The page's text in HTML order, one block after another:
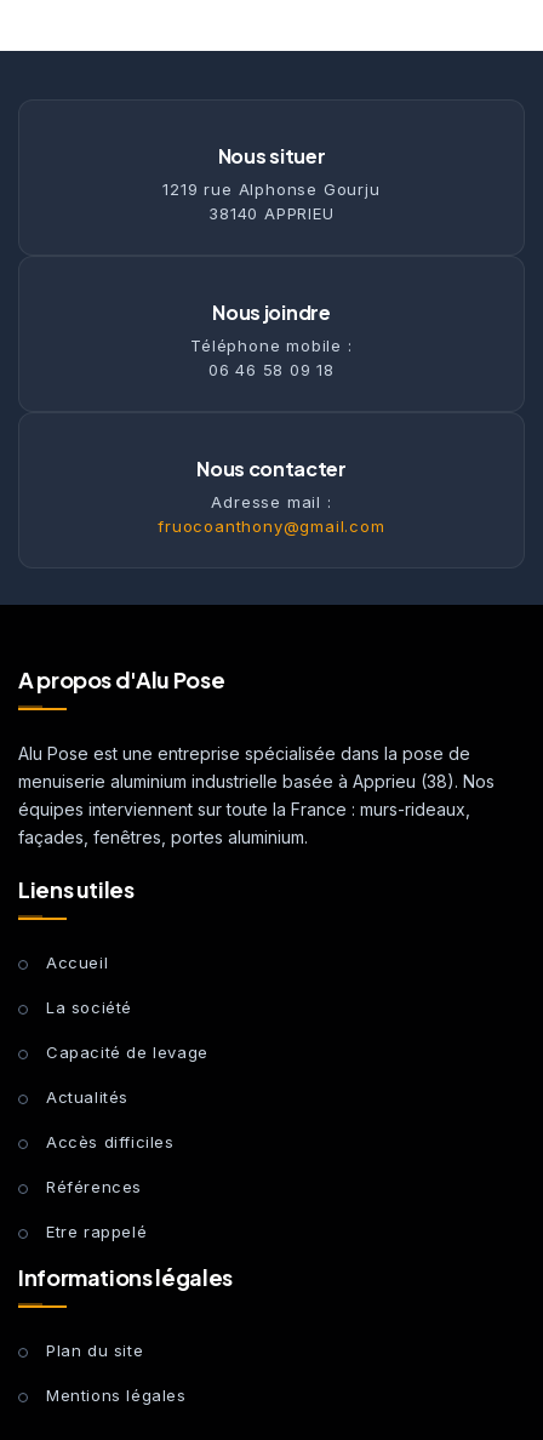
Nous situer
1219 rue Alphonse Gourju
38140 APPRIEU
Nous joindre
Téléphone mobile :
06 46 58 09 18
Nous contacter
Adresse mail :
fruocoanthony@gmail.com
A propos d'Alu Pose
Alu Pose est une entreprise spécialisée dans la pose de
menuiserie aluminium industrielle basée à Apprieu (38). Nos
équipes interviennent sur toute la France : murs-rideaux,
façades, fenêtres, portes aluminium.
Liens utiles
Accueil
La société
Capacité de levage
Actualités
Accès difficiles
Références
Etre rappelé
Informations légales
Plan du site
Mentions légales